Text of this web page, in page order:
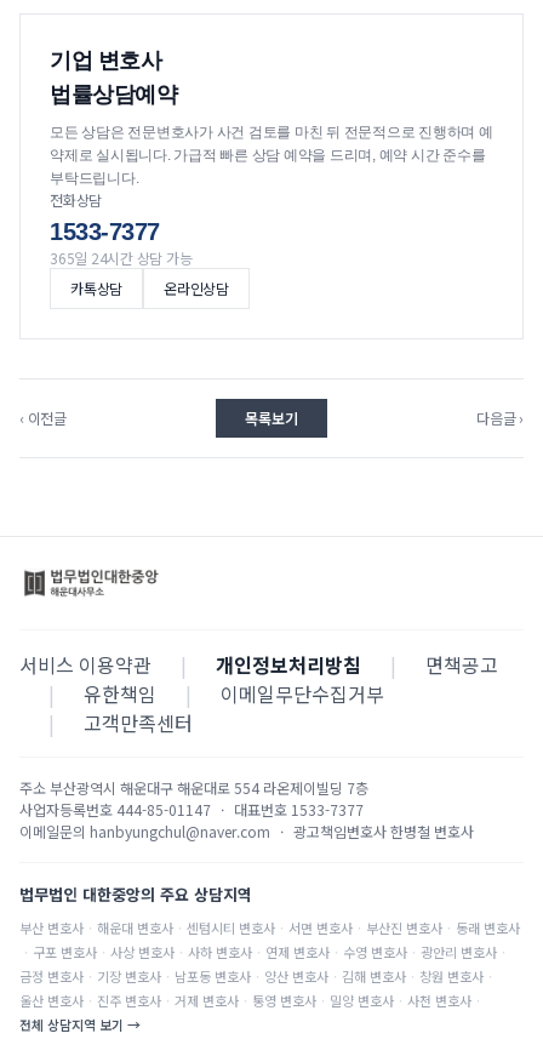
기업 변호사
법률상담예약
모든 상담은 전문변호사가 사건 검토를 마친 뒤 전문적으로 진행하며 예
약제로 실시됩니다. 가급적 빠른 상담 예약을 드리며, 예약 시간 준수를
부탁드립니다.
전화상담
1533-7377
365일 24시간 상담 가능
카톡상담
온라인상담
‹ 이전글 목록보기 다음글 ›
서비스 이용약관 | 개인정보처리방침 |
면책공고
|
유한책임 |
이메일무단수집거부
|
고객만족센터
주소부산광역시 해운대구 해운대로 554 라온제이빌딩 7층
사업자등록번호 444-85-01147 · 대표번호 1533-7377
이메일문의 hanbyungchul@naver.com · 광고책임변호사한병철 변호사
법무법인 대한중앙의 주요 상담지역
부산 변호사 · 해운대 변호사 · 센텀시티 변호사 · 서면 변호사 · 부산진 변호사 · 동래 변호사
· 구포 변호사 · 사상 변호사 · 사하 변호사 · 연제 변호사 · 수영 변호사 · 광안리 변호사 ·
금정 변호사 · 기장 변호사 · 남포동 변호사 · 양산 변호사 · 김해 변호사 · 창원 변호사 ·
울산 변호사 · 진주 변호사 · 거제 변호사 · 통영 변호사 · 밀양 변호사 · 사천 변호사 ·
전체 상담지역 보기 →